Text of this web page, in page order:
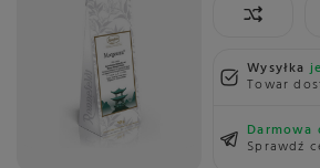
Wysyłka
Towar
Darmowa
Sprawdź